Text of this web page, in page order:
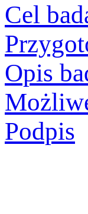
Cel
Opis
Podpis